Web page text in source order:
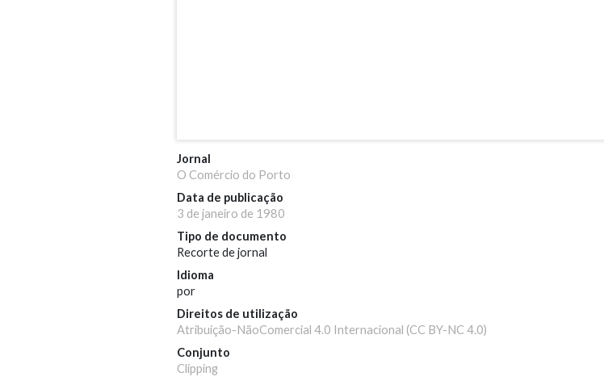
Jornal
O Comércio do Porto
Data de publicação
3 de janeiro de 1980
Tipo de documento
Recorte de jornal
Idioma
por
Direitos de utilização
Atribuição-NãoComercial 4.0 Internacional (CC BY-NC 4.0)
Conjunto
Clipping